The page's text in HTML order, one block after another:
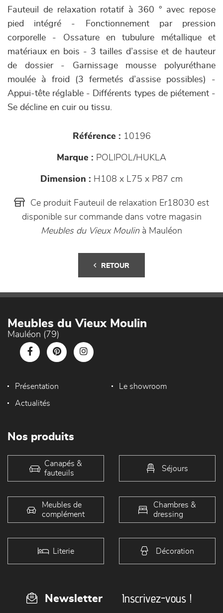
Fauteuil de relaxation rotatif à 360 ° avec repose
pied intégré - Fonctionnement par pression
corporelle - Ossature en tubulure métallique et
matériaux en bois - 3 tailles d’assise et de hauteur
de dossier - Garnissage mousse polyuréthane
moulée à froid (3 fermetés d’assise possibles) -
Appui-tête réglable - Différents types de piétement -
Se décline en cuir ou tissu.
Référence : 10196
Marque : POLIPOL/HUKLA
Dimension : H108 x L75 x P87 cm
Ce produit Fauteuil de relaxation Er18030 est
disponible sur commande dans votre magasin
Meubles du Vieux Moulinà Mauléon
RETOUR
Meubles du Vieux Moulin
Mauléon (79)
Présentation Le showroom
Actualités
Nos produits
Canapés &
fauteuils
Séjours
Meubles de
complément
Chambres &
dressing
Literie Décoration
Newsletter Inscrivez-vous !